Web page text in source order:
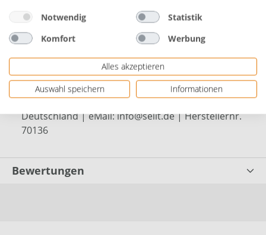
einfaches und passgenaues Zuschneiden durch
aufgedrucktes Schneideraster
einfache Montage ohne Bauschaum
leichte Demontage zur Revision
Herstellerinformationen: SELIT Dämmtechnik GmbH
| Selitstraße 2 | 55234 Erbes-Büdesheim,
Deutschland | eMail: info@selit.de | Herstellernr.
70136
Bewertungen
Notwendig
Statistik
Komfort
Werbung
Alles akzeptieren
Auswahl speichern
Informationen